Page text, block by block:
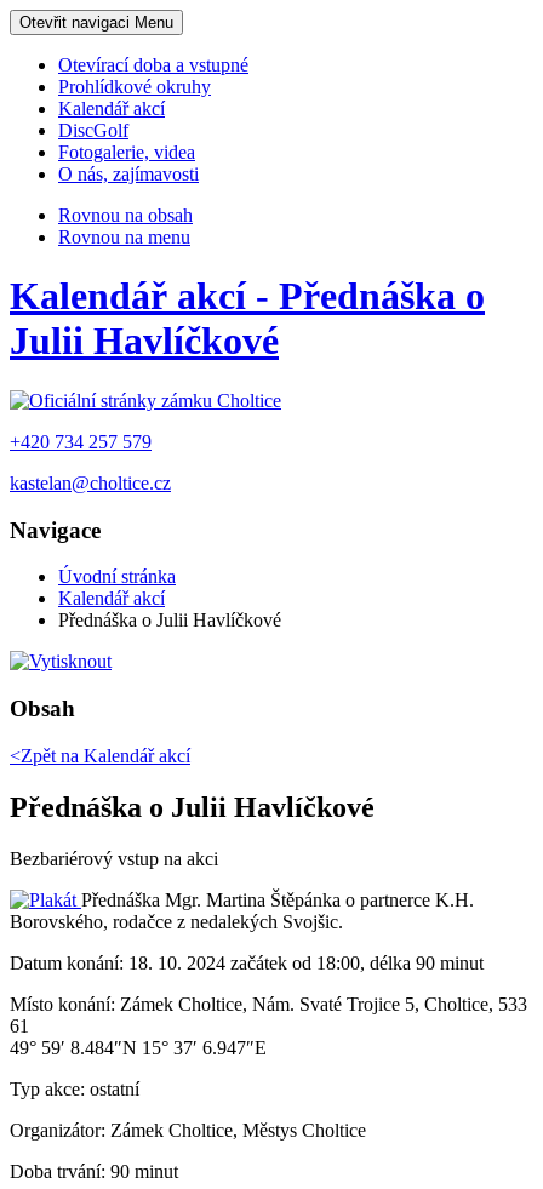
Otevřit navigaci Menu
Otevírací doba a vstupné
Prohlídkové okruhy
Kalendář akcí
DiscGolf
Fotogalerie, videa
O nás, zajímavosti
Rovnou na obsah
Rovnou na menu
Kalendář akcí - Přednáška o
Julii Havlíčkové
+420 734 257 579
kastelan@choltice.cz
Navigace
Úvodní stránka
Kalendář akcí
Přednáška o Julii Havlíčkové
Obsah
<Zpět na Kalendář akcí
Přednáška o Julii Havlíčkové
Bezbariérový vstup na akci
Přednáška Mgr. Martina Štěpánka o partnerce K.H.
Borovského, rodačce z nedalekých Svojšic.
Datum konání: 18. 10. 2024 začátek od 18:00, délka 90 minut
Místo konání: Zámek Choltice, Nám. Svaté Trojice 5, Choltice, 533
61
49° 59′ 8.484″N 15° 37′ 6.947″E
Typ akce: ostatní
Organizátor: Zámek Choltice, Městys Choltice
Doba trvání: 90 minut